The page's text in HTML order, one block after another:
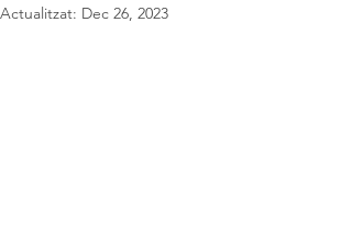
Actualitzat: Dec 26, 2023